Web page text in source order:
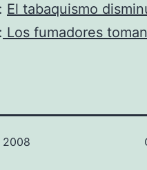
El tabaquismo
Los fumadores
2008